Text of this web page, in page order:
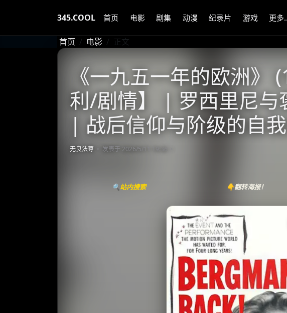
345.COOL 首页 电影 剧集 动漫 纪录片 游戏 更多..
首页 电影 正文
《一九五一年的欧洲》
利/剧情】 | 罗西里尼与
| 战后信仰与阶级的自
无良法尊 发表于 2026/5/11 19:36
🔍站内搜索 👇翻转海报！
《一九五一年的欧洲》
⭐
收藏
⭐️ 评分：7.3 | 🎬 1952年
夸克网盘
百度网盘